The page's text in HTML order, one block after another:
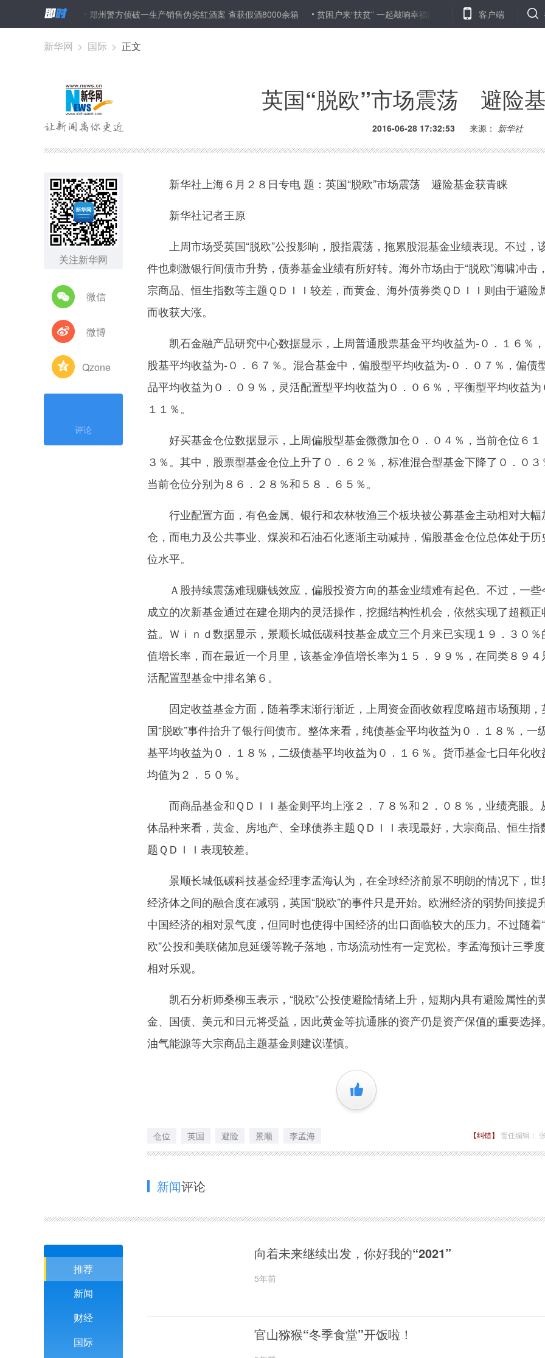
郑州警方侦破一生产销售伪劣红酒案 查获假酒8000余箱 贫困户来“扶贫” 一起敲响幸福门——山东临淄以公益岗位推动贫困户就
客户端
新华网 > 国际 > 正文
英国“脱欧”市场震荡 避险
2016-06-28 17:32:53 来源： 新华社
关注新华网
微信
微博
Qzone
评论
新华社上海６月２８日专电 题：英国“脱欧”市场震荡 避险基金获青睐
新华社记者王原
上周市场受英国“脱欧”公投影响，股指震荡，拖累股混基金业绩表现。不过，
件也刺激银行间债市升势，债券基金业绩有所好转。海外市场由于“脱欧”海啸冲击
宗商品、恒生指数等主题ＱＤＩＩ较差，而黄金、海外债券类ＱＤＩＩ则由于避险
而收获大涨。
凯石金融产品研究中心数据显示，上周普通股票基金平均收益为-０．１６％
股基平均收益为-０．６７％。混合基金中，偏股型平均收益为-０．０７％，偏债
品平均收益为０．０９％，灵活配置型平均收益为０．０６％，平衡型平均收益为
１１％。
好买基金仓位数据显示，上周偏股型基金微微加仓０．０４％，当前仓位６１
３％。其中，股票型基金仓位上升了０．６２％，标准混合型基金下降了０．０３
当前仓位分别为８６．２８％和５８．６５％。
行业配置方面，有色金属、银行和农林牧渔三个板块被公募基金主动相对大幅
仓，而电力及公共事业、煤炭和石油石化逐渐主动减持，偏股基金仓位总体处于历
位水平。
Ａ股持续震荡难现赚钱效应，偏股投资方向的基金业绩难有起色。不过，一些
成立的次新基金通过在建仓期内的灵活操作，挖掘结构性机会，依然实现了超额正
益。Ｗｉｎｄ数据显示，景顺长城低碳科技基金成立三个月来已实现１９．３０％
值增长率，而在最近一个月里，该基金净值增长率为１５．９９％，在同类８９４
活配置型基金中排名第６。
固定收益基金方面，随着季末渐行渐近，上周资金面收敛程度略超市场预期，
国“脱欧”事件抬升了银行间债市。整体来看，纯债基金平均收益为０．１８％，一
基平均收益为０．１８％，二级债基平均收益为０．１６％。货币基金七日年化收
均值为２．５０％。
而商品基金和ＱＤＩＩ基金则平均上涨２．７８％和２．０８％，业绩亮眼。
体品种来看，黄金、房地产、全球债券主题ＱＤＩＩ表现最好，大宗商品、恒生指
题ＱＤＩＩ表现较差。
景顺长城低碳科技基金经理李孟海认为，在全球经济前景不明朗的情况下，世
经济体之间的融合度在减弱，英国“脱欧”的事件只是开始。欧洲经济的弱势间接提
中国经济的相对景气度，但同时也使得中国经济的出口面临较大的压力。不过随着
欧”公投和美联储加息延缓等靴子落地，市场流动性有一定宽松。李孟海预计三季
相对乐观。
凯石分析师桑柳玉表示，“脱欧”公投使避险情绪上升，短期内具有避险属性的
金、国债、美元和日元将受益，因此黄金等抗通胀的资产仍是资产保值的重要选择
油气能源等大宗商品主题基金则建议谨慎。
+1
仓位 英国 避险 景顺 李孟海 【纠错】 责任编辑：
新闻评论
推荐
新闻
财经
国际
向着未来继续出发，你好我的“2021”
5年前
官山猕猴“冬季食堂”开饭啦！